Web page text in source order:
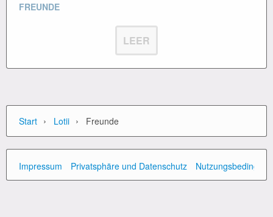
FREUNDE
LEER
Start › Lotii › Freunde
Impressum Privatsphäre und Datenschutz